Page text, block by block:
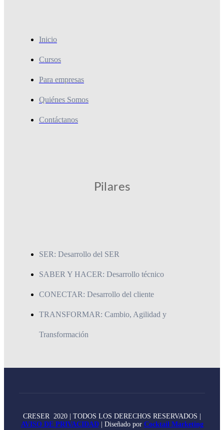
Inicio
Cursos
Para empresas
Quiénes Somos
Contáctanos
Pilares
SER: Desarrollo del SER
SABER Y HACER: Desarrollo técnico
CONECTAR: Desarrollo del cliente
TRANSFORMAR: Cambio, Agilidad y
Transformación
CRESER 2020 | TODOS LOS DERECHOS RESERVADOS |
AVISO DE PRIVACIDAD| Diseñado por Cocktail Marketing